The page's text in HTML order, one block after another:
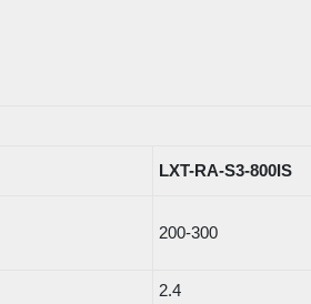
LXT-RA-S3-800IS
200-300
2.4